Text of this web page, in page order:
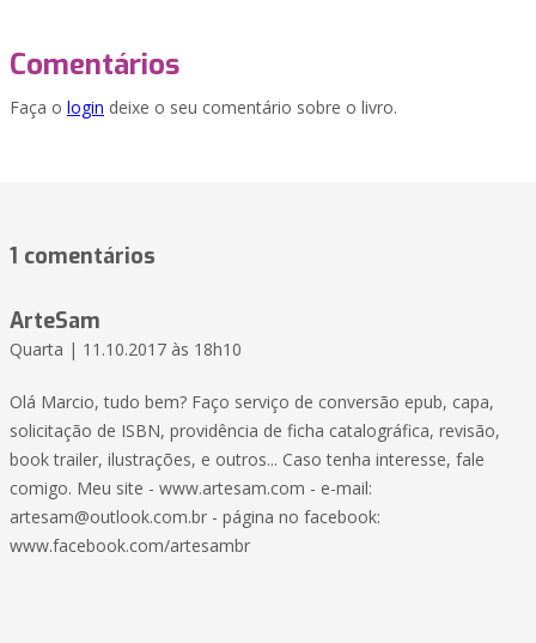
Comentários
Faça o login deixe o seu comentário sobre o livro.
1 comentários
ArteSam
Quarta | 11.10.2017 às 18h10
Olá Marcio, tudo bem? Faço serviço de conversão epub, capa,
solicitação de ISBN, providência de ficha catalográfica, revisão,
book trailer, ilustrações, e outros... Caso tenha interesse, fale
comigo. Meu site - www.artesam.com - e-mail:
artesam@outlook.com.br - página no facebook:
www.facebook.com/artesambr